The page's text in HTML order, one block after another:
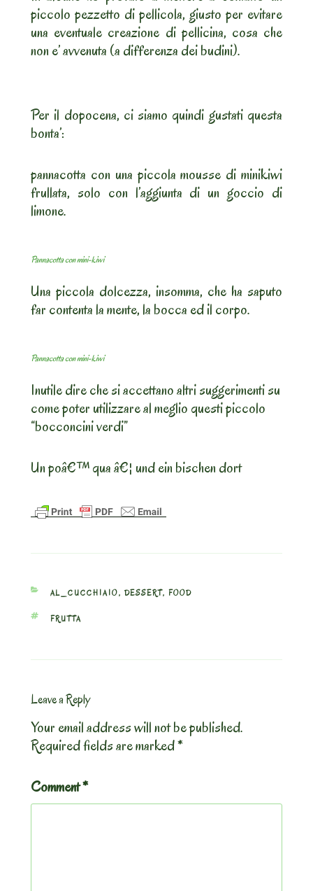
piccolo pezzetto di pellicola, giusto per evitare
una eventuale creazione di pellicina, cosa che
non e’ avvenuta (a differenza dei budini).
Per il dopocena, ci siamo quindi gustati questa
bonta’:
pannacotta con una piccola mousse di minikiwi
frullata, solo con l’aggiunta di un goccio di
limone.
Pannacotta con mini-kiwi
Una piccola dolcezza, insomma, che ha saputo
far contenta la mente, la bocca ed il corpo.
Pannacotta con mini-kiwi
Inutile dire che si accettano altri suggerimenti su
come poter utilizzare al meglio questi piccolo
“bocconcini verdi”
Un poâ€™ qua â€¦ und ein bischen dort
CATEGORIES
AL_CUCCHIAIO, DESSERT, FOOD
TAGS
FRUTTA
Leave a Reply
Your email address will not be published.
Required fields are marked*
Comment*